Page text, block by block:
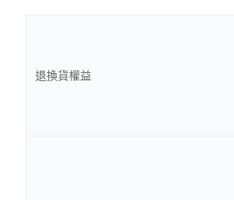
退換貨權益